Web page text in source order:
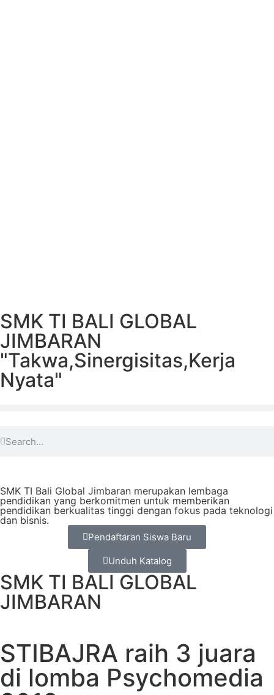
SMK TI BALI GLOBAL
JIMBARAN
"Takwa,Sinergisitas,Kerja
Nyata"
SMK TI Bali Global Jimbaran merupakan lembaga
pendidikan yang berkomitmen untuk memberikan
pendidikan berkualitas tinggi dengan fokus pada teknologi
dan bisnis.
Pendaftaran Siswa Baru
Unduh Katalog
SMK TI BALI GLOBAL
JIMBARAN
STIBAJRA raih 3 juara
di lomba Psychomedia